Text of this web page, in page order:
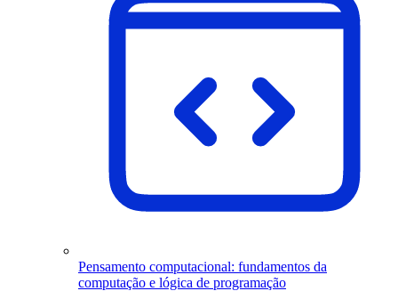
Pensamento computacional: fundamentos da
computação e lógica de programação